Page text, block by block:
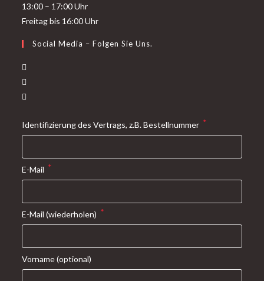
13:00 – 17:00 Uhr
Freitag bis 16:00 Uhr
Social Media – Folgen Sie Uns.
Identifizierung des Vertrags, z.B. Bestellnummer *
E-Mail *
E-Mail (wiederholen) *
Vorname(optional)